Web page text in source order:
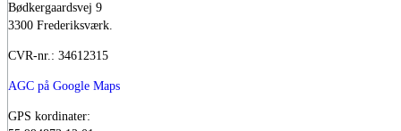
Bødkergaardsvej 9
3300 Frederiksværk.
CVR-nr.: 34612315
AGC på Google Maps
GPS kordinater: